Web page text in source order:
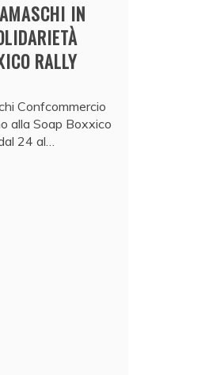
IN
RALLY
Confcommercio
alla Soap Boxxico
24 al…